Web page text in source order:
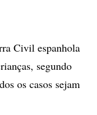
Civil espanhola
segundo
os casos sejam